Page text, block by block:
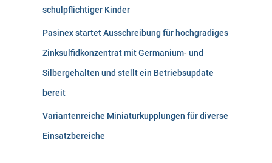
schulpflichtiger Kinder
Pasinex startet Ausschreibung für hochgradiges
Zinksulfidkonzentrat mit Germanium- und
Silbergehalten und stellt ein Betriebsupdate
bereit
Variantenreiche Miniaturkupplungen für diverse
Einsatzbereiche